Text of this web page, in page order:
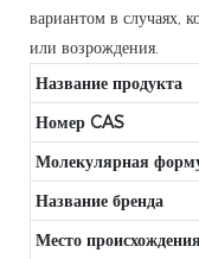
вариантом в случаях,
или возрождения.
Название продукта
Номер CAS
Молекулярная
Название бренда
Место происхождения